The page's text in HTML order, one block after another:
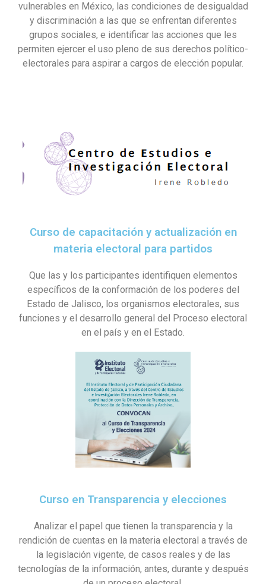
vulnerables en México, las condiciones de desigualdad
y discriminación a las que se enfrentan diferentes
grupos sociales, e identificar las acciones que les
permiten ejercer el uso pleno de sus derechos político-
electorales para aspirar a cargos de elección popular.
Curso de capacitación y actualización en
materia electoral para partidos
Que las y los participantes identifiquen elementos
específicos de la conformación de los poderes del
Estado de Jalisco, los organismos electorales, sus
funciones y el desarrollo general del Proceso electoral
en el país y en el Estado.
Curso en Transparencia y elecciones
Analizar el papel que tienen la transparencia y la
rendición de cuentas en la materia electoral a través de
la legislación vigente, de casos reales y de las
tecnologías de la información, antes, durante y después